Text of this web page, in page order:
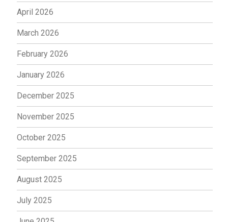
April 2026
March 2026
February 2026
January 2026
December 2025
November 2025
October 2025
September 2025
August 2025
July 2025